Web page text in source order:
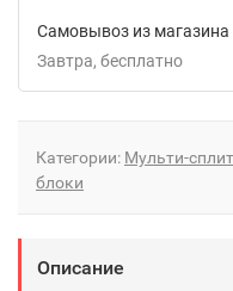
Самовывоз из магазина
Завтра
Бесплатно
Категории: Мульти-
блоки
Описание